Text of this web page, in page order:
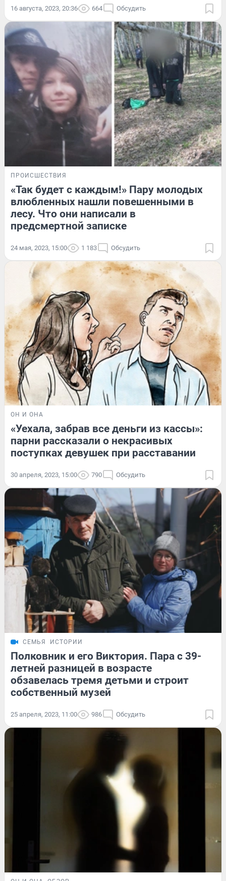
16 августа, 2023, 20:36 664 Обсудить
ПРОИСШЕСТВИЯ
«Так будет с каждым!» Пару молодых
влюбленных нашли повешенными в
лесу. Что они написали в
предсмертной записке
24 мая, 2023, 15:00 1 183 Обсудить
ОН И ОНА
«Уехала, забрав все деньги из кассы»:
парни рассказали о некрасивых
поступках девушек при расставании
30 апреля, 2023, 15:00 790 Обсудить
СЕМЬЯ ИСТОРИИ
Полковник и его Виктория. Пара с 39-
летней разницей в возрасте
обзавелась тремя детьми и строит
собственный музей
25 апреля, 2023, 11:00 986 Обсудить